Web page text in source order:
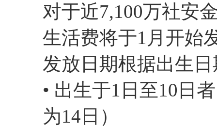
对于近7,100万社安
生活费将于1月开始
发放日期根据出生
• 出生于1日至10日
为14日）